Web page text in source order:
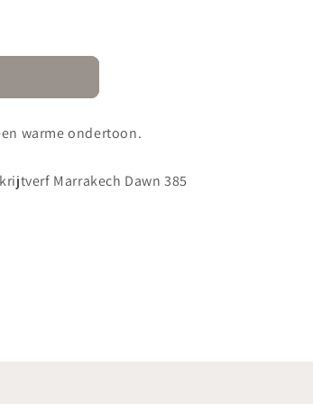
warme ondertoon.
Marrakech Dawn 385